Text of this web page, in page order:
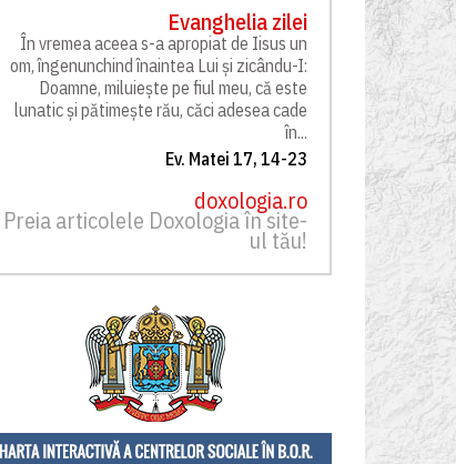
Evanghelia zilei
În vremea aceea s-a apropiat de Iisus un
om, îngenunchind înaintea Lui și zicându-I:
Doamne, miluiește pe fiul meu, că este
lunatic și pătimește rău, căci adesea cade
în...
Ev. Matei 17, 14-23
doxologia.ro
Preia articolele Doxologia în site-
ul tău!